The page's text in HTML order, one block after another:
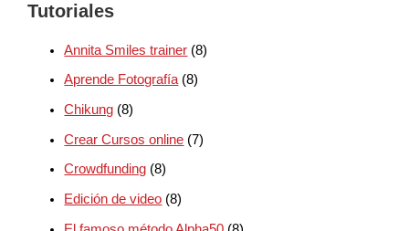
Tutoriales
Annita Smiles trainer (8)
Aprende Fotografía(8)
Chikung (8)
Crear Cursos online (7)
Crowdfunding (8)
Edición de video (8)